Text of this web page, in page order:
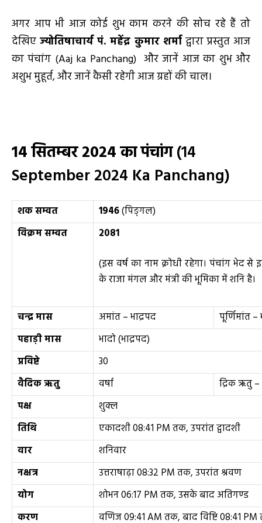
अगर आप भी आज कोई शुभ काम करने की सोच रहे हैं तो
देखिए ज्योतिषाचार्य पं. महेंद्र कुमार शर्माद्वारा प्रस्तुत आज
का पंचांग (Aaj ka Panchang) और जानें आज का शुभ और
अशुभ मुहूर्त, और जानें कैसी रहेगी आज ग्रहों की चाल।
14सितम्बर2024का पंचांग(14
September 2024 Ka Panchang)
शक सम्वत 1946(पिङ्गल)
विक्रम सम्वत
2081
(इस वर्ष का नाम क्रोधी रहेगा। पंचांग भेद
के राजा मंगल और मंत्री की भूमिका में शनि है।
चन्द्र मास अमांत – भाद्रपद
पूर्णिमांत –
पहाड़ी मास
भादो (भाद्रपद)
प्रविष्टे
30
वैदिक ऋतु
वर्षा
द्रिक ऋतु
पक्ष
शुक्ल
तिथि
एकादशी 08:41 PM तक, उपरांत द्वादशी
वार
शनिवार
नक्षत्र
उत्तराषाढ़ा 08:32 PM तक, उपरांत श्रवण
योग
शोभन 06:17 PM तक, उसके बाद अतिगण्ड
करण
वणिज 09:41 AM तक, बाद विष्टि 08:41